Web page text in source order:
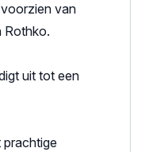
van
Rothko.
uit tot een
prachtige